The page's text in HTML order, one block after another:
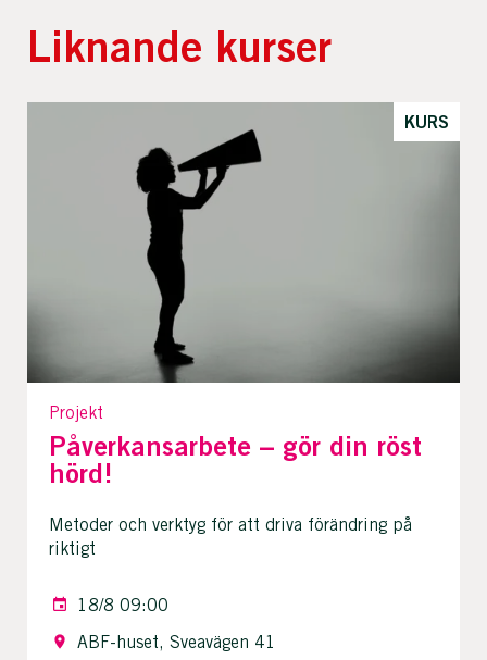
Liknande kurser
KURS
Projekt
Påverkansarbete – gör din röst
hörd!
Metoder och verktyg för att driva förändring på
riktigt
18/8 09:00
ABF-huset, Sveavägen 41